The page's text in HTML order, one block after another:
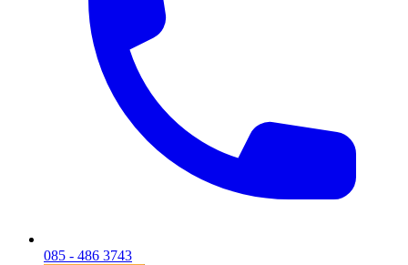
085 - 486 3743